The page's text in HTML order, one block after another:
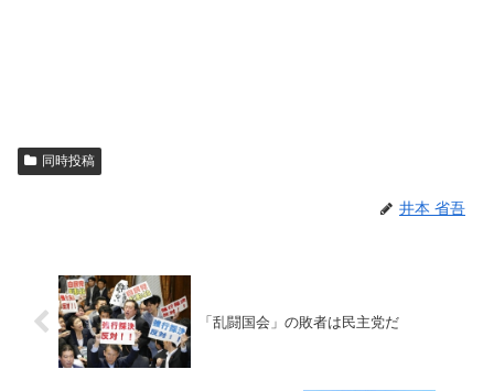
同時投稿
井本 省吾
「乱闘国会」の敗者は民主党だ